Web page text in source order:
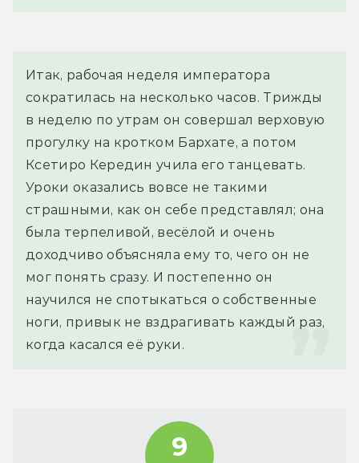
Итак, рабочая неделя императора
сократилась на несколько часов. Трижды
в неделю по утрам он совершал верховую
прогулку на кротком Бархате, а потом
Ксетиро Кередин учила его танцевать.
Уроки оказались вовсе не такими
страшными, как он себе представлял; она
была терпеливой, весёлой и очень
доходчиво объясняла ему то, чего он не
мог понять сразу. И постепенно он
научился не спотыкаться о собственные
ноги, привык не вздрагивать каждый раз,
когда касался её руки.
9